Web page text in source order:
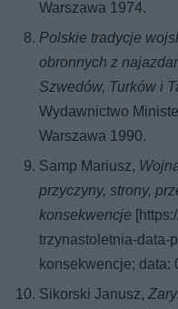
Warszawa 1974.
Polskie tradycje
obronnych z
Szwedów, Turków i
Wydawnictwo
Warszawa 1990.
Samp Mariusz,
przyczyny, strony,
konsekwencje
trzynastoletnia-data-
konsekwencje; data:
Sikorski Janusz,